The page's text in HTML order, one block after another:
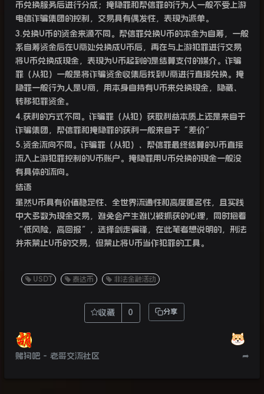
币兑换服务后进行分成；掩隐罪和帮信罪的行为人一般不受上游
电信诈骗集团的控制，交易具有偶发性，表现为派单。
3.兑换U币的资金来源不同。帮信罪兑换U币的本金为自筹，一般
系自筹资金后在U商处兑换成U币后，再在与上游犯罪进行交易
将U币兑换成现金，表现为U币起到的是结算支付的媒介。诈骗
罪（从犯）一般是将诈骗资金收集后找到U商进行直接兑换。掩
隐罪一般行为人是U商，用本身自持有U币来兑换现金，隐藏、
转移犯罪资金。
4. 获利的方式不同。诈骗罪（从犯）获取利益本质上还是来自于
诈骗集团，帮信罪和掩隐罪的获利一般来自于“差价”
5.资金流向不同。诈骗罪（从犯）、帮信罪最终结算的U币直接
流入上游犯罪控制的U币账户。掩隐罪用 U币兑换的现金一般没
有具体的流向。
结语
虽然U币具有价值稳定性、全世界流通性和高度匿名性，且实践
中大多数为现金交易，难免会产生难以被抓获的心理，同时抱着
“低风险，高回报”，选择剑走偏锋，在此笔者想说明的，刑法
并未禁止U币的交易，但禁止将U币当作犯罪的工具。
USDT 泰达币 非法金融活动
收藏 0 分享
赌狗吧 - 老哥交流社区 ➦